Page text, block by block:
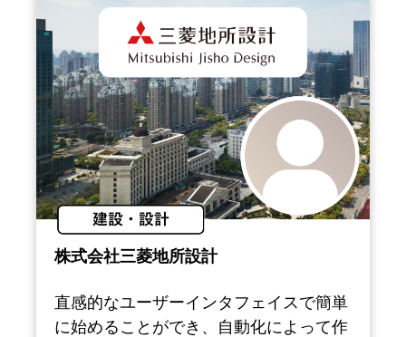
株式会社三菱地所設計
直感的なユーザーインタフェイスで簡単
に始めることができ、自動化によって作